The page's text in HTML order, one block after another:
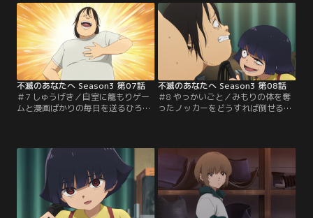
の中、フシはトナリたちと学校に通
うことに。ボンシェンに、ミズハを
見守るよう言われたフシにとっては
好都合だ。フシと距離を縮めようと
するミズハは、次第にフシに対する
自分の思いに気づいていく。
系に不安を覚えるトナリの距離を縮
めるために、彼なりの工夫を凝ら
す。一方、同じ頃、ボンシェンが敵
の手がかりを突き止めた。すべての
謎を解くために、フシが探しにいく
のは……。
不滅のあなたへ Season3 第07話
＃7 しゅうげき／自室に籠もりゲー
ムと漫画ばかりの毎日を送るひろと
く変化する。しかしみもり自身は、
家でも学校でも孤独だった。そんな
彼女の体を理不尽に奪ったノッカ
ー。人間の命を脅かすノッカーに、
フシは再び立ち向かうことを覚悟す
るが、ユーキは反対する。
不滅のあなたへ Season3 第08話
＃8 やっかいごと／みもりの体を奪
ったノッカーをどうすれば倒せるの
に、詰め寄ってしまう。そんな中、
恋心を持つミズハの勢いに押された
フシは、初デート。街中で遠い昔の
日々に思いをはせるうち、かつてと
もに生き、戦って失った仲間たちが
懐かしくなって……。